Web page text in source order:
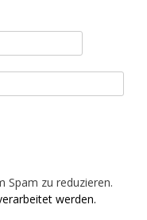
Spam zu reduzieren.
werden.